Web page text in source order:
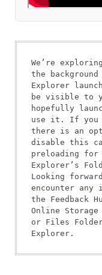
We’re
the
Explorer
be visible to
hopefully
use it. If you
there is an
disable this
preloading
Explorer’s
Looking
encounter
the Feedback
Online
or Files
Explorer.